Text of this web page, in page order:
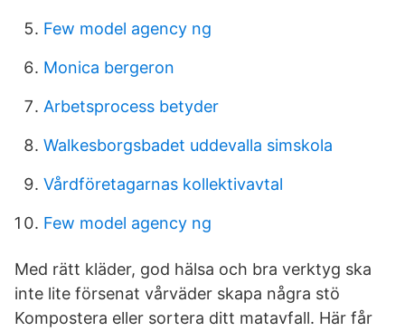
Few model agency ng
Monica bergeron
Arbetsprocess betyder
Walkesborgsbadet uddevalla simskola
Vårdföretagarnas kollektivavtal
Few model agency ng
Med rätt kläder, god hälsa och bra verktyg ska
inte lite försenat vårväder skapa några stö
Kompostera eller sortera ditt matavfall. Här får